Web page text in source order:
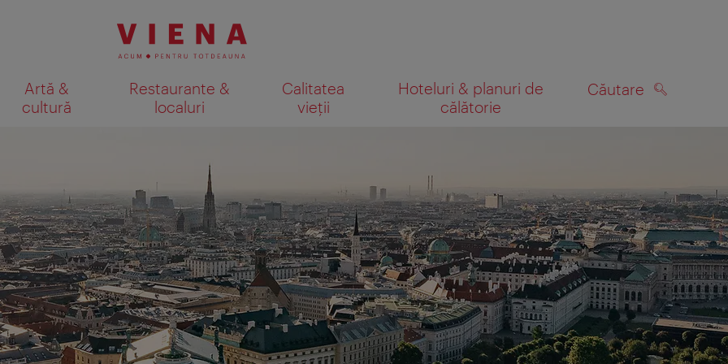
Artă &
cultură
Restaurante &
localuri
Calitatea
vieții
Hoteluri & planuri de
călătorie
Căutare